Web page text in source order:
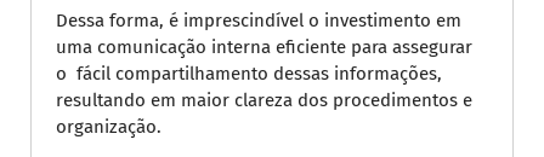
Dessa forma, é imprescindível o investimento em
uma comunicação interna eficiente para assegurar
o fácil compartilhamento dessas informações,
resultando em maior clareza dos procedimentos e
organização.